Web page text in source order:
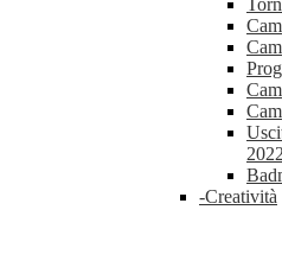
2022
-Creatività